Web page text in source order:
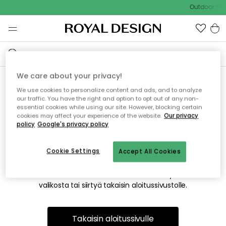
Outdoor
Emme valitettavasti löydä
etsimääsi sivua
Tämä voi johtua siitä, että sivua ei enää ole tai siitä, että se
on siirretty muualle. Pahoittelemme tästä mahdollisesti
valikosta tai siirtyä takaisin aloitussivustolle.
Takaisin aloitussivulle
We care about your privacy!
We use cookies to personalize content and ads, and to analyze
our traffic. You have the right and option to opt out of any non-
essential cookies while using our site. However, blocking certain
cookies may affect your experience of the website. Our privacy
policy Google's privacy policy
Accept All Cookies
Cookie Settings